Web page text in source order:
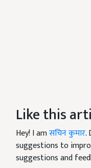
Like this
Hey! I amसचिन कुमार.
suggestions to
suggestions and